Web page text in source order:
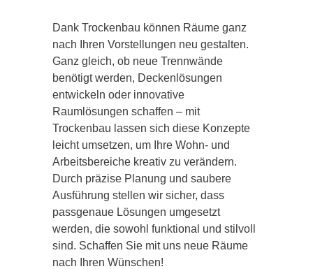
Dank Trockenbau können Räume ganz
nach Ihren Vorstellungen neu gestalten.
Ganz gleich, ob neue Trennwände
benötigt werden, Deckenlösungen
entwickeln oder innovative
Raumlösungen schaffen – mit
Trockenbau lassen sich diese Konzepte
leicht umsetzen, um Ihre Wohn- und
Arbeitsbereiche kreativ zu verändern.
Durch präzise Planung und saubere
Ausführung stellen wir sicher, dass
passgenaue Lösungen umgesetzt
werden, die sowohl funktional und stilvoll
sind. Schaffen Sie mit uns neue Räume
nach Ihren Wünschen!